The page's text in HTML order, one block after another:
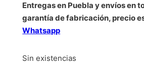
Entregas en Puebla y envíos en
garantía de fabricación, precio
Whatsapp
Sin existencias